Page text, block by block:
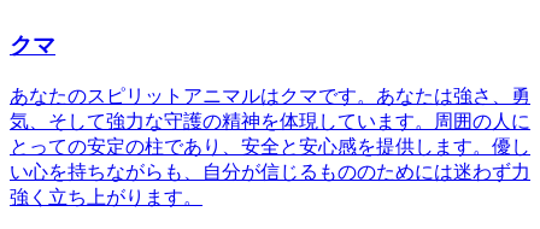
クマ
あなたのスピリットアニマルはクマです。あなたは強さ、勇
気、そして強力な守護の精神を体現しています。周囲の人に
とっての安定の柱であり、安全と安心感を提供します。優し
い心を持ちながらも、自分が信じるもののためには迷わず力
強く立ち上がります。